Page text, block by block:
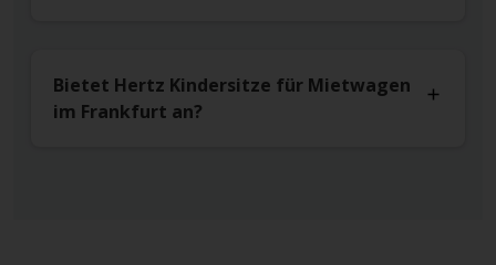
Bietet Hertz Kindersitze für Mietwagen
im Frankfurt an?